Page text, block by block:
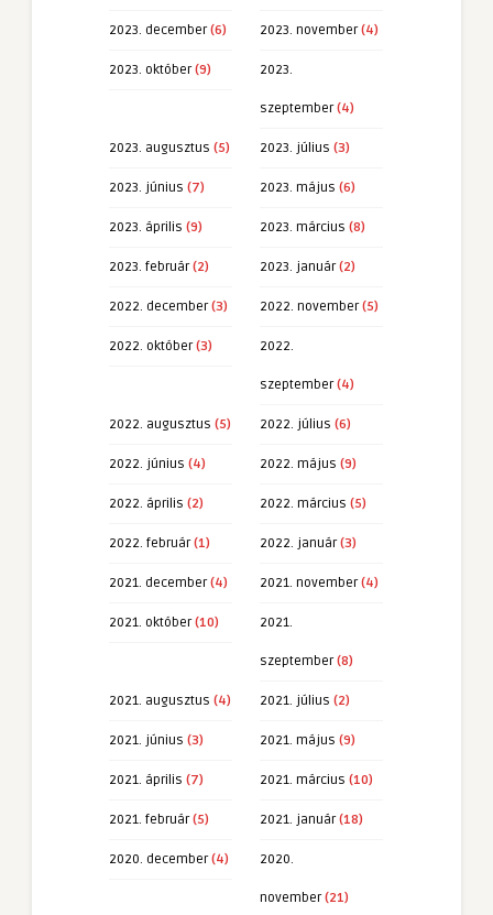
2023. december(6) 2023. november(4)
2023. október(9) 2023.
szeptember(4)
2023. augusztus (5) 2023. július (3)
2023. június (7) 2023. május (6)
2023. április (9) 2023. március (8)
2023. február(2) 2023. január(2)
2022. december(3) 2022. november(5)
2022. október(3) 2022.
szeptember(4)
2022. augusztus (5) 2022. július (6)
2022. június (4) 2022. május (9)
2022. április (2) 2022. március (5)
2022. február(1) 2022. január(3)
2021. december(4) 2021. november(4)
2021. október(10) 2021.
szeptember(8)
2021. augusztus (4) 2021. július (2)
2021. június (3) 2021. május (9)
2021. április (7) 2021. március (10)
2021. február(5) 2021. január(18)
2020. december(4) 2020.
november(21)